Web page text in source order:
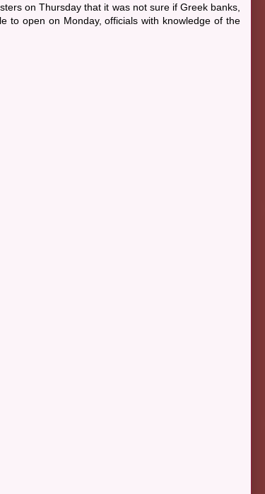
on Thursday that it was not sure if Greek banks,
to open on Monday, officials with knowledge of the